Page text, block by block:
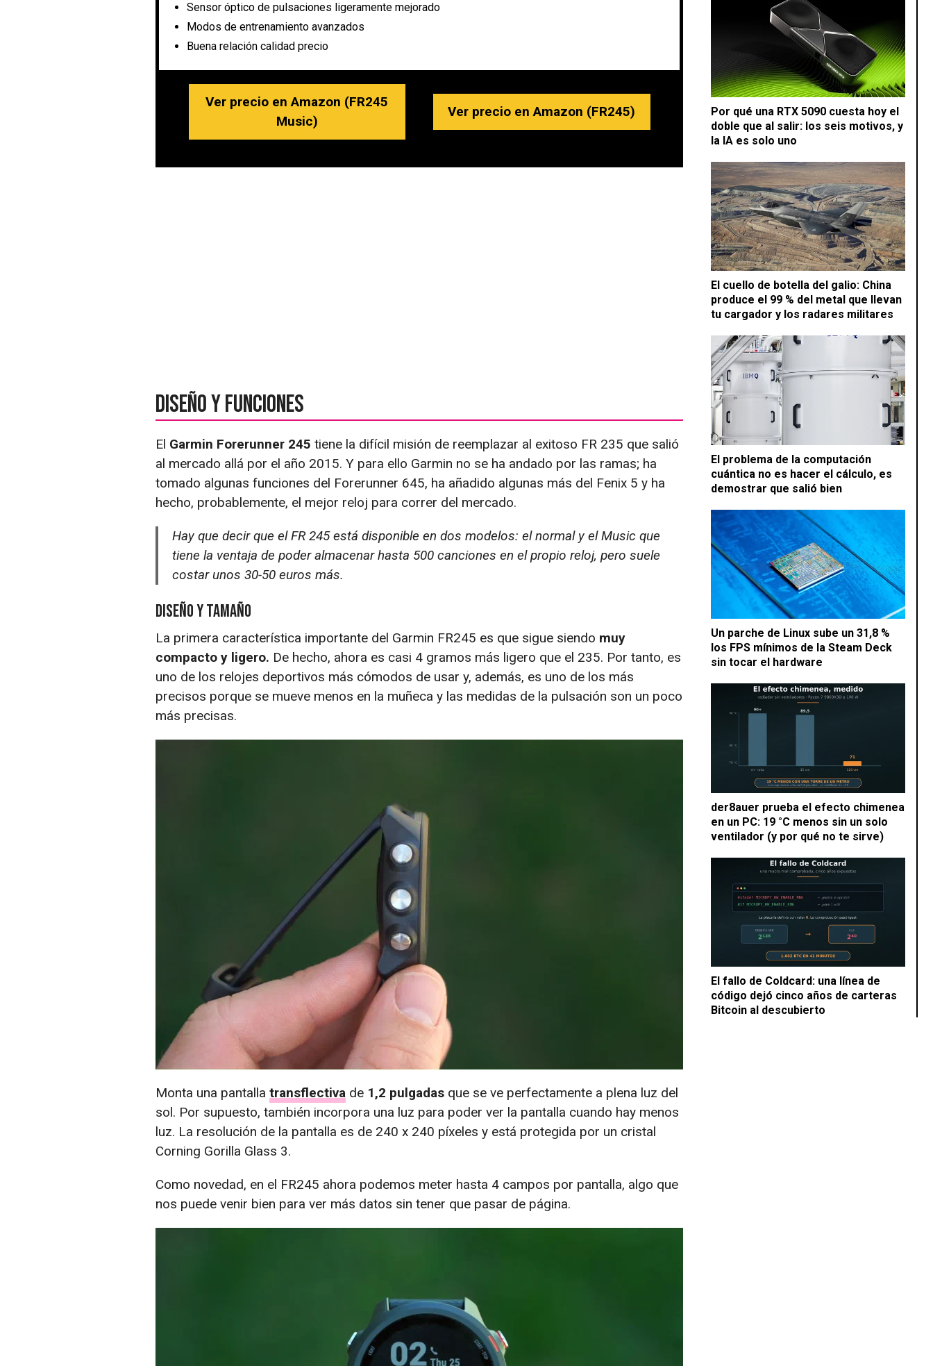
Por qué una RTX 5090 cuesta hoy el
doble que al salir: los seis motivos, y
la IA es solo uno
El cuello de botella del galio: China
produce el 99 % del metal que llevan
tu cargador y los radares militares
El problema de la computación
cuántica no es hacer el cálculo, es
demostrar que salió bien
Un parche de Linux sube un 31,8 %
los FPS mínimos de la Steam Deck
sin tocar el hardware
der8auer prueba el efecto chimenea
en un PC: 19 °C menos sin un solo
ventilador (y por qué no te sirve)
El fallo de Coldcard: una línea de
código dejó cinco años de carteras
Bitcoin al descubierto
Sensor óptico de pulsaciones ligeramente mejorado
Modos de entrenamiento avanzados
Buena relación calidad precio
Ver precio en Amazon (FR245
Music)
Ver precio en Amazon (FR245)
Diseño y funciones
El Garmin Forerunner 245 tiene la difícil misión de reemplazar al exitoso FR 235 que salió
al mercado allá por el año 2015. Y para ello Garmin no se ha andado por las ramas; ha
tomado algunas funciones del Forerunner 645, ha añadido algunas más del Fenix 5 y ha
hecho, probablemente, el mejor reloj para correr del mercado.
Hay que decir que el FR 245 está disponible en dos modelos: el normal y el Music que
tiene la ventaja de poder almacenar hasta 500 canciones en el propio reloj, pero suele
costar unos 30-50 euros más.
Diseño y tamaño
La primera característica importante del Garmin FR245 es que sigue siendo muy
compacto y ligero. De hecho, ahora es casi 4 gramos más ligero que el 235. Por tanto, es
uno de los relojes deportivos más cómodos de usar y, además, es uno de los más
precisos porque se mueve menos en la muñeca y las medidas de la pulsación son un poco
más precisas.
Monta una pantalla transflectiva de 1,2 pulgadas que se ve perfectamente a plena luz del
sol. Por supuesto, también incorpora una luz para poder ver la pantalla cuando hay menos
luz. La resolución de la pantalla es de 240 x 240 píxeles y está protegida por un cristal
Corning Gorilla Glass 3.
Como novedad, en el FR245 ahora podemos meter hasta 4 campos por pantalla, algo que
nos puede venir bien para ver más datos sin tener que pasar de página.